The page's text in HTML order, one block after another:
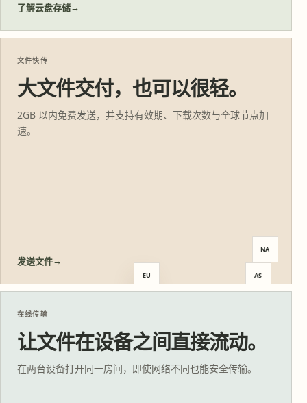
了解云盘存储→
文件快传
大文件交付，也可以很轻。
2GB 以内免费发送，并支持有效期、下载次数与全球节点加
速。
发送文件→
↑
EU AS
NA
在线传输
让文件在设备之间直接流动。
在两台设备打开同一房间，即使网络不同也能安全传输。